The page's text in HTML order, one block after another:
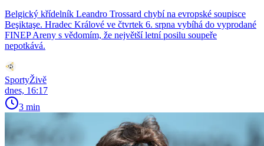
Belgický křídelník Leandro Trossard chybí na evropské soupisce
Beşiktaşe. Hradec Králové ve čtvrtek 6. srpna vybíhá do vyprodané
FINEP Areny s vědomím, že největší letní posilu soupeře
nepotkává.
SportyŽivě
dnes, 16:17
3 min